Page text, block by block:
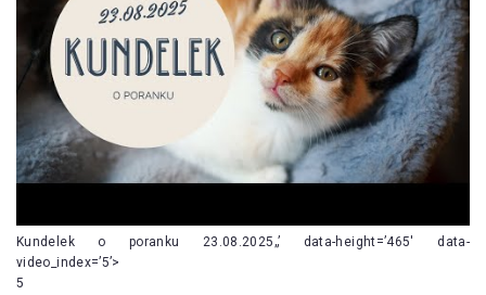
Kundelek o poranku 23.08.2025„’ data-height=’465′ data-
video_index=’5’>
5